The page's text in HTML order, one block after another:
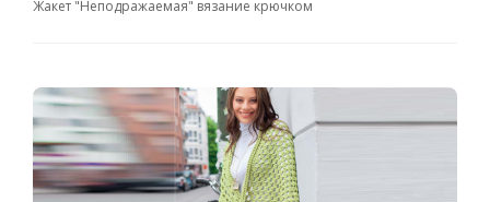
Жакет "Неподражаемая" вязание крючком